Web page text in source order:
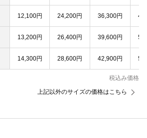
12,100円 24,200円 36,300円
13,200円 26,400円 39,600円
14,300円 28,600円 42,900円
税込み価格
上記以外のサイズの価格はこちら